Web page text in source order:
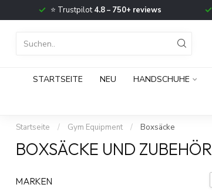
⭐ Trustpilot4.8 – 750+ reviews
STARTSEITE NEU HANDSCHUHE
Startseite / Gym Equipment / Boxsäcke
BOXSÄCKE UND ZUBEHÖR
MARKEN